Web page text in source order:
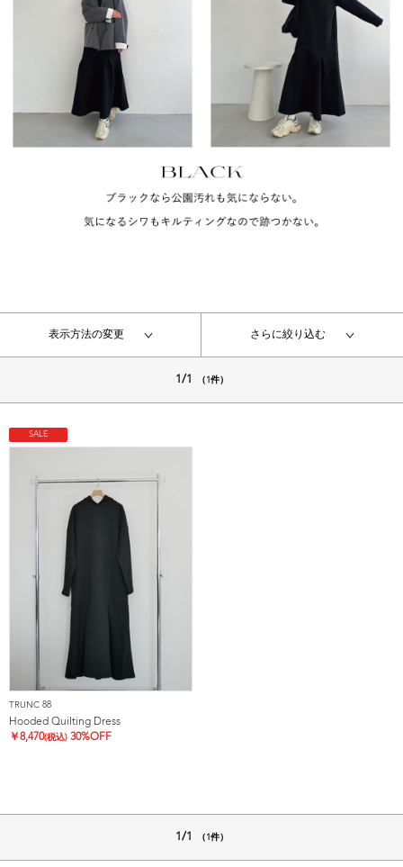
表示方法の変更 さらに絞り込む
1/1 （1件）
SALE
TRUNC 88
Hooded Quilting Dress
￥8,470(税込) 30%OFF
1/1 （1件）